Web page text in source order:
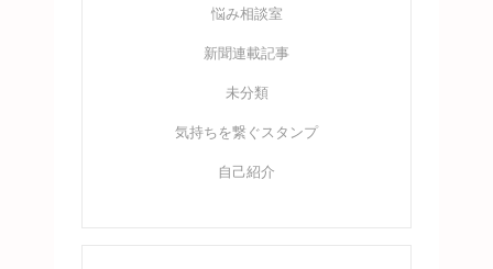
悩み相談室
新聞連載記事
未分類
気持ちを繋ぐスタンプ
自己紹介